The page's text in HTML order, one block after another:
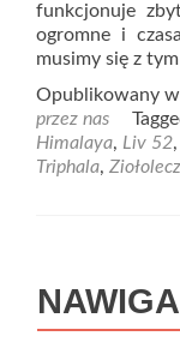
funkcjonuje
ogromne i
musimy się z
Opublikowany w
przez nas
Himalaya, Liv 52,
Triphala,